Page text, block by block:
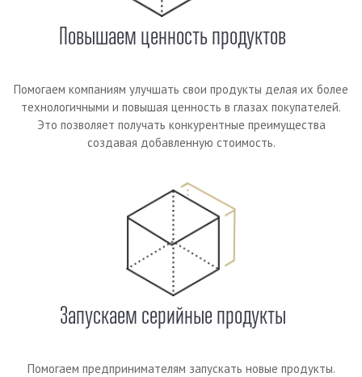
Повышаем ценность продуктов
Помогаем компаниям улучшать свои продукты делая их более
технологичными и повышая ценность в глазах покупателей.
Это позволяет получать конкурентные преимущества
создавая добавленную стоимость.
Запускаем серийные продукты
Помогаем предпринимателям запускать новые продукты.